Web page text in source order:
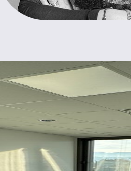
Informations
Type de locaux :
Surface totale :
Divisible :